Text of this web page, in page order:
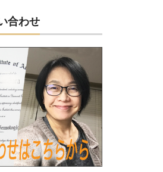
合わせ